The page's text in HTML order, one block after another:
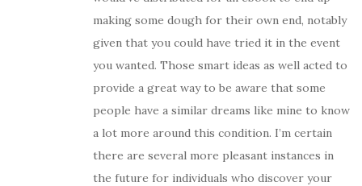
making some dough for their own end, notably
given that you could have tried it in the event
you wanted. Those smart ideas as well acted to
provide a great way to be aware that some
people have a similar dreams like mine to know
a lot more around this condition. I’m certain
there are several more pleasant instances in
the future for individuals who discover your